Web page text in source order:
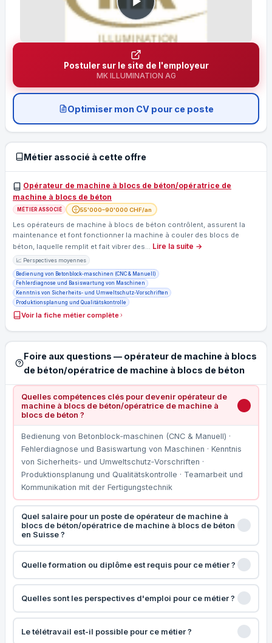
Postuler sur le site de l'employeur
MK ILLUMINATION AG
Optimiser mon CV pour ce poste
Métier associé à cette offre
Opérateur de machine à blocs de béton/opératrice de
machine à blocs de béton
MÉTIER ASSOCIÉ 55'000–90'000 CHF/an
Les opérateurs de machine à blocs de béton contrôlent, assurent la
maintenance et font fonctionner la machine à couler des blocs de
béton, laquelle remplit et fait vibrer des… Lire la suite →
📈 Perspectives moyennes
Bedienung von Betonblock‑maschinen (CNC & Manuell)
Fehlerdiagnose und Basiswartung von Maschinen
Kenntnis von Sicherheits‑ und Umweltschutz‑Vorschriften
Produktionsplanung und Qualitätskontrolle
Voir la fiche métier complète
Foire aux questions — opérateur de machine à blocs
de béton/opératrice de machine à blocs de béton
Quelles compétences clés pour devenir opérateur de
machine à blocs de béton/opératrice de machine à
blocs de béton ?
Bedienung von Betonblock‑maschinen (CNC & Manuell) ·
Fehlerdiagnose und Basiswartung von Maschinen · Kenntnis
von Sicherheits‑ und Umweltschutz‑Vorschriften ·
Produktionsplanung und Qualitätskontrolle · Teamarbeit und
Kommunikation mit der Fertigungstechnik
Quel salaire pour un poste de opérateur de machine à
blocs de béton/opératrice de machine à blocs de béton
en Suisse ?
Quelle formation ou diplôme est requis pour ce métier ?
Quelles sont les perspectives d'emploi pour ce métier ?
Le télétravail est-il possible pour ce métier ?